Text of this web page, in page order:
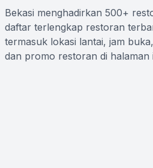
Bekasi menghadirkan 500+
daftar terlengkap restoran
termasuk lokasi lantai, jam
dan promo restoran di halaman